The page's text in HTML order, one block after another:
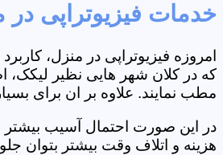
خدمات فیزیوتراپی
امروزه فیزیوتراپی در منزل،
که در کلان شهر هایی نظیر لیکک،
مطب نمایند. علاوه بر ان برای
در این صورت احتمال آسیب بیشتر
هزینه و اتلاف وقت بیشتر بتوان